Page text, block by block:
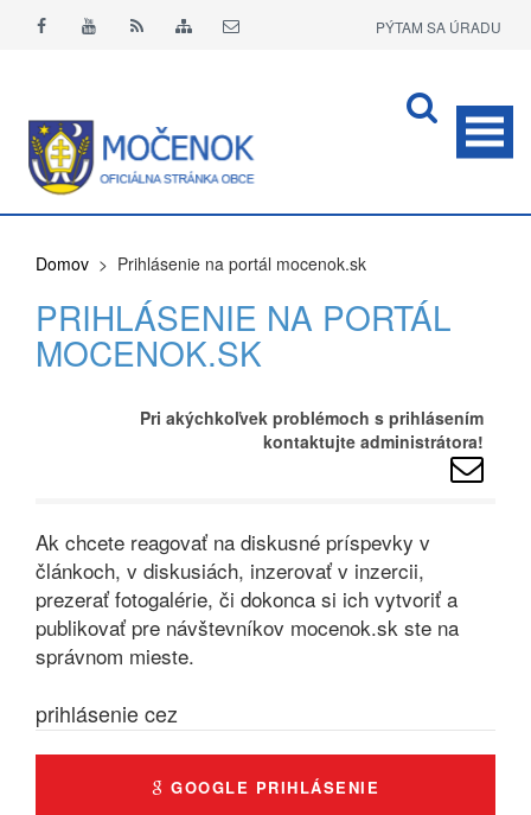
PÝTAM SA ÚRADU
Domov > Prihlásenie na portál mocenok.sk
PRIHLÁSENIE NA PORTÁL
MOCENOK.SK
Pri akýchkoľvek problémoch s prihlásením
kontaktujte administrátora!
Ak chcete reagovať na diskusné príspevky v
článkoch, v diskusiách, inzerovať v inzercii,
prezerať fotogalérie, či dokonca si ich vytvoriť a
publikovať pre návštevníkov mocenok.sk ste na
správnom mieste.
prihlásenie cez
GOOGLE PRIHLÁSENIE